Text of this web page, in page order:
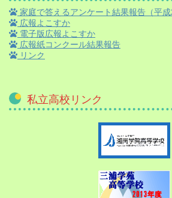
家庭で答えるアンケート結果報告（平成
広報よこすか
電子版広報よこすか
広報紙コンクール結果報告
リンク
私立高校リンク